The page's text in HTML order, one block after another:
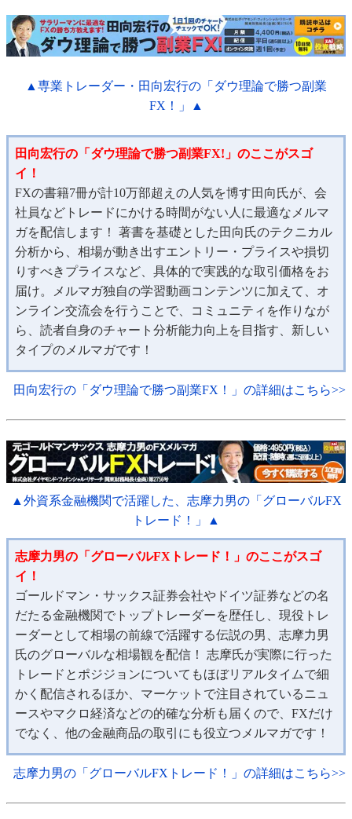
▲専業トレーダー・田向宏行の「ダウ理論で勝つ副業
FX！」▲
田向宏行の「ダウ理論で勝つ副業FX!」のここがスゴ
イ！
FXの書籍7冊が計10万部超えの人気を博す田向氏が、会
社員などトレードにかける時間がない人に最適なメルマ
ガを配信します！ 著書を基礎とした田向氏のテクニカル
分析から、相場が動き出すエントリー・プライスや損切
りすべきプライスなど、具体的で実践的な取引価格をお
届け。メルマガ独自の学習動画コンテンツに加えて、オ
ンライン交流会を行うことで、コミュニティを作りなが
ら、読者自身のチャート分析能力向上を目指す、新しい
タイプのメルマガです！
田向宏行の「ダウ理論で勝つ副業FX！」の詳細はこちら>>
▲外資系金融機関で活躍した、志摩力男の「グローバルFX
トレード！」▲
志摩力男の「グローバルFXトレード！」のここがスゴ
イ！
ゴールドマン・サックス証券会社やドイツ証券などの名
だたる金融機関でトップトレーダーを歴任し、現役トレ
ーダーとして相場の前線で活躍する伝説の男、志摩力男
氏のグローバルな相場観を配信！ 志摩氏が実際に行った
トレードとポジジョンについてもほぼリアルタイムで細
かく配信されるほか、マーケットで注目されているニュ
ースやマクロ経済などの的確な分析も届くので、FXだけ
でなく、他の金融商品の取引にも役立つメルマガです！
志摩力男の「グローバルFXトレード！」の詳細はこちら>>